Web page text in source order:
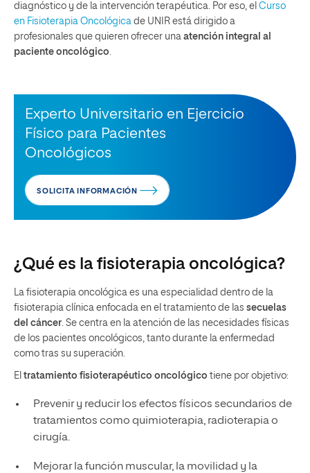
diagnóstico y de la intervención terapéutica. Por eso, el Curso
en Fisioterapia Oncológica de UNIR está dirigido a
profesionales que quieren ofrecer una atención integral al
paciente oncológico
Experto Universitario en Ejercicio
Físico para Pacientes
Oncológicos
SOLICITA INFORMACIÓN
¿Qué es la fisioterapia oncológica?
La fisioterapia oncológica es una especialidad dentro de la
fisioterapia clínica enfocada en el tratamiento de las secuelas
del cáncer . Se centra en la atención de las necesidades físicas
de los pacientes oncológicos, tanto durante la enfermedad
como tras su superación.
El tratamiento fisioterapéutico oncológico tiene por objetivo:
Prevenir y reducir los efectos físicos secundarios de
tratamientos como quimioterapia, radioterapia o
cirugía.
Mejorar la función muscular, la movilidad y la